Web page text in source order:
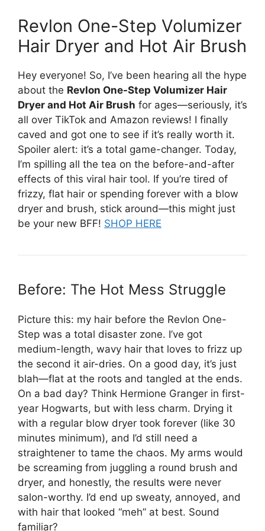
Revlon One-Step Volumizer
Hair Dryer and Hot Air Brush
Hey everyone! So, I’ve been hearing all the hype
about the Revlon One-Step Volumizer Hair
Dryer and Hot Air Brush for ages—seriously, it’s
all over TikTok and Amazon reviews! I finally
caved and got one to see if it’s really worth it.
Spoiler alert: it’s a total game-changer. Today,
I’m spilling all the tea on the before-and-after
effects of this viral hair tool. If you’re tired of
frizzy, flat hair or spending forever with a blow
dryer and brush, stick around—this might just
be your new BFF! SHOP HERE
Before: The Hot Mess Struggle
Picture this: my hair before the Revlon One-
Step was a total disaster zone. I’ve got
medium-length, wavy hair that loves to frizz up
the second it air-dries. On a good day, it’s just
blah—flat at the roots and tangled at the ends.
On a bad day? Think Hermione Granger in first-
year Hogwarts, but with less charm. Drying it
with a regular blow dryer took forever (like 30
minutes minimum), and I’d still need a
straightener to tame the chaos. My arms would
be screaming from juggling a round brush and
dryer, and honestly, the results were never
salon-worthy. I’d end up sweaty, annoyed, and
with hair that looked “meh” at best. Sound
familiar?